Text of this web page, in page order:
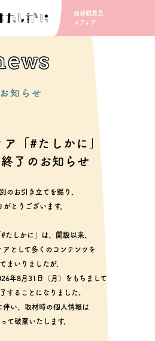
価値観発見
メディア
お知らせ
ア「#たしかに」
了のお知らせ
のお引き立てを賜り、
がとうございます。
たしかに」は、開設以来、
アとして多くのコンテンツを
まいりましたが、
年8月31日（月）をもちまして
することになりました。
伴い、取材時の個人情報は
て破棄いたします。